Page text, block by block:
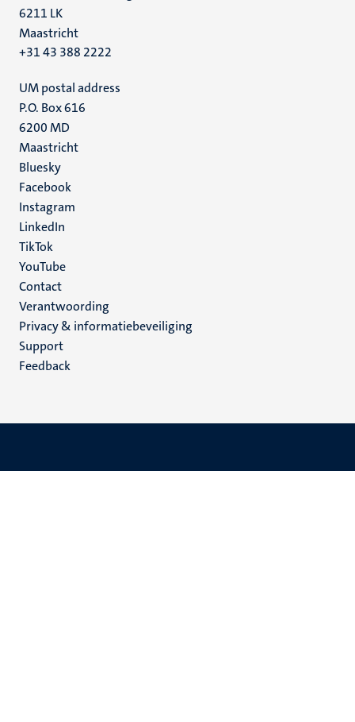
6211 LK
Maastricht
+31 43 388 2222
UM postal address
P.O. Box 616
6200 MD
Maastricht
Social
media
Bluesky
Facebook
Instagram
LinkedIn
TikTok
YouTube
Menu
footer
(NL)
Contact
Verantwoording
Privacy & informatiebeveiliging
Support
Feedback